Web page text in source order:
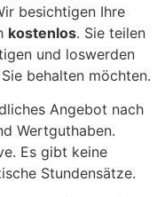
besichtigen Ihre
kostenlos. Sie teilen
und loswerden
behalten möchten.
Angebot nach
Wertguthaben.
Es gibt keine
Stundensätze.